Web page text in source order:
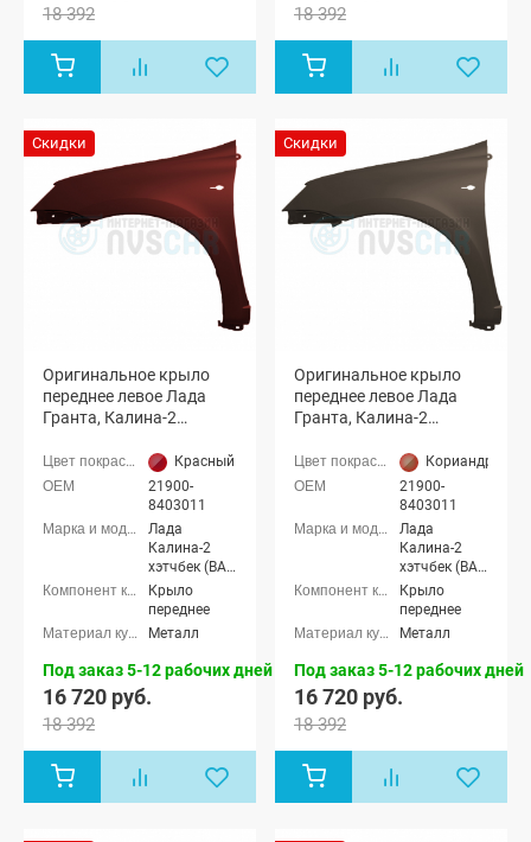
2190), Лада
18 392
2190), Лада
18 392
Скидки
Оригинальное крыло
переднее левое Лада
Гранта, Калина-2
Красный перец (106 красно-коричневый)
21900-
8403011
Лада
Калина-2
хэтчбек (ВАЗ
2192), Лада
Калина-2
универсал
(ВАЗ 2194),
Лада
Калина-2
Кросс
2190), Лада
Крыло
переднее
Металл
Под заказ 5-12 рабочих дней
16 720 руб.
18 392
Скидки
Оригинальное крыло
переднее левое Лада
Гранта, Калина-2
Кориандр (790
21900-
8403011
Лада
Калина-2
хэтчбек (ВАЗ
2192), Лада
Калина-2
универсал
(ВАЗ 2194),
Лада
Калина-2
Кросс
2190), Лада
Крыло
переднее
Металл
Под заказ 5-12 рабочих дней
16 720 руб.
18 392